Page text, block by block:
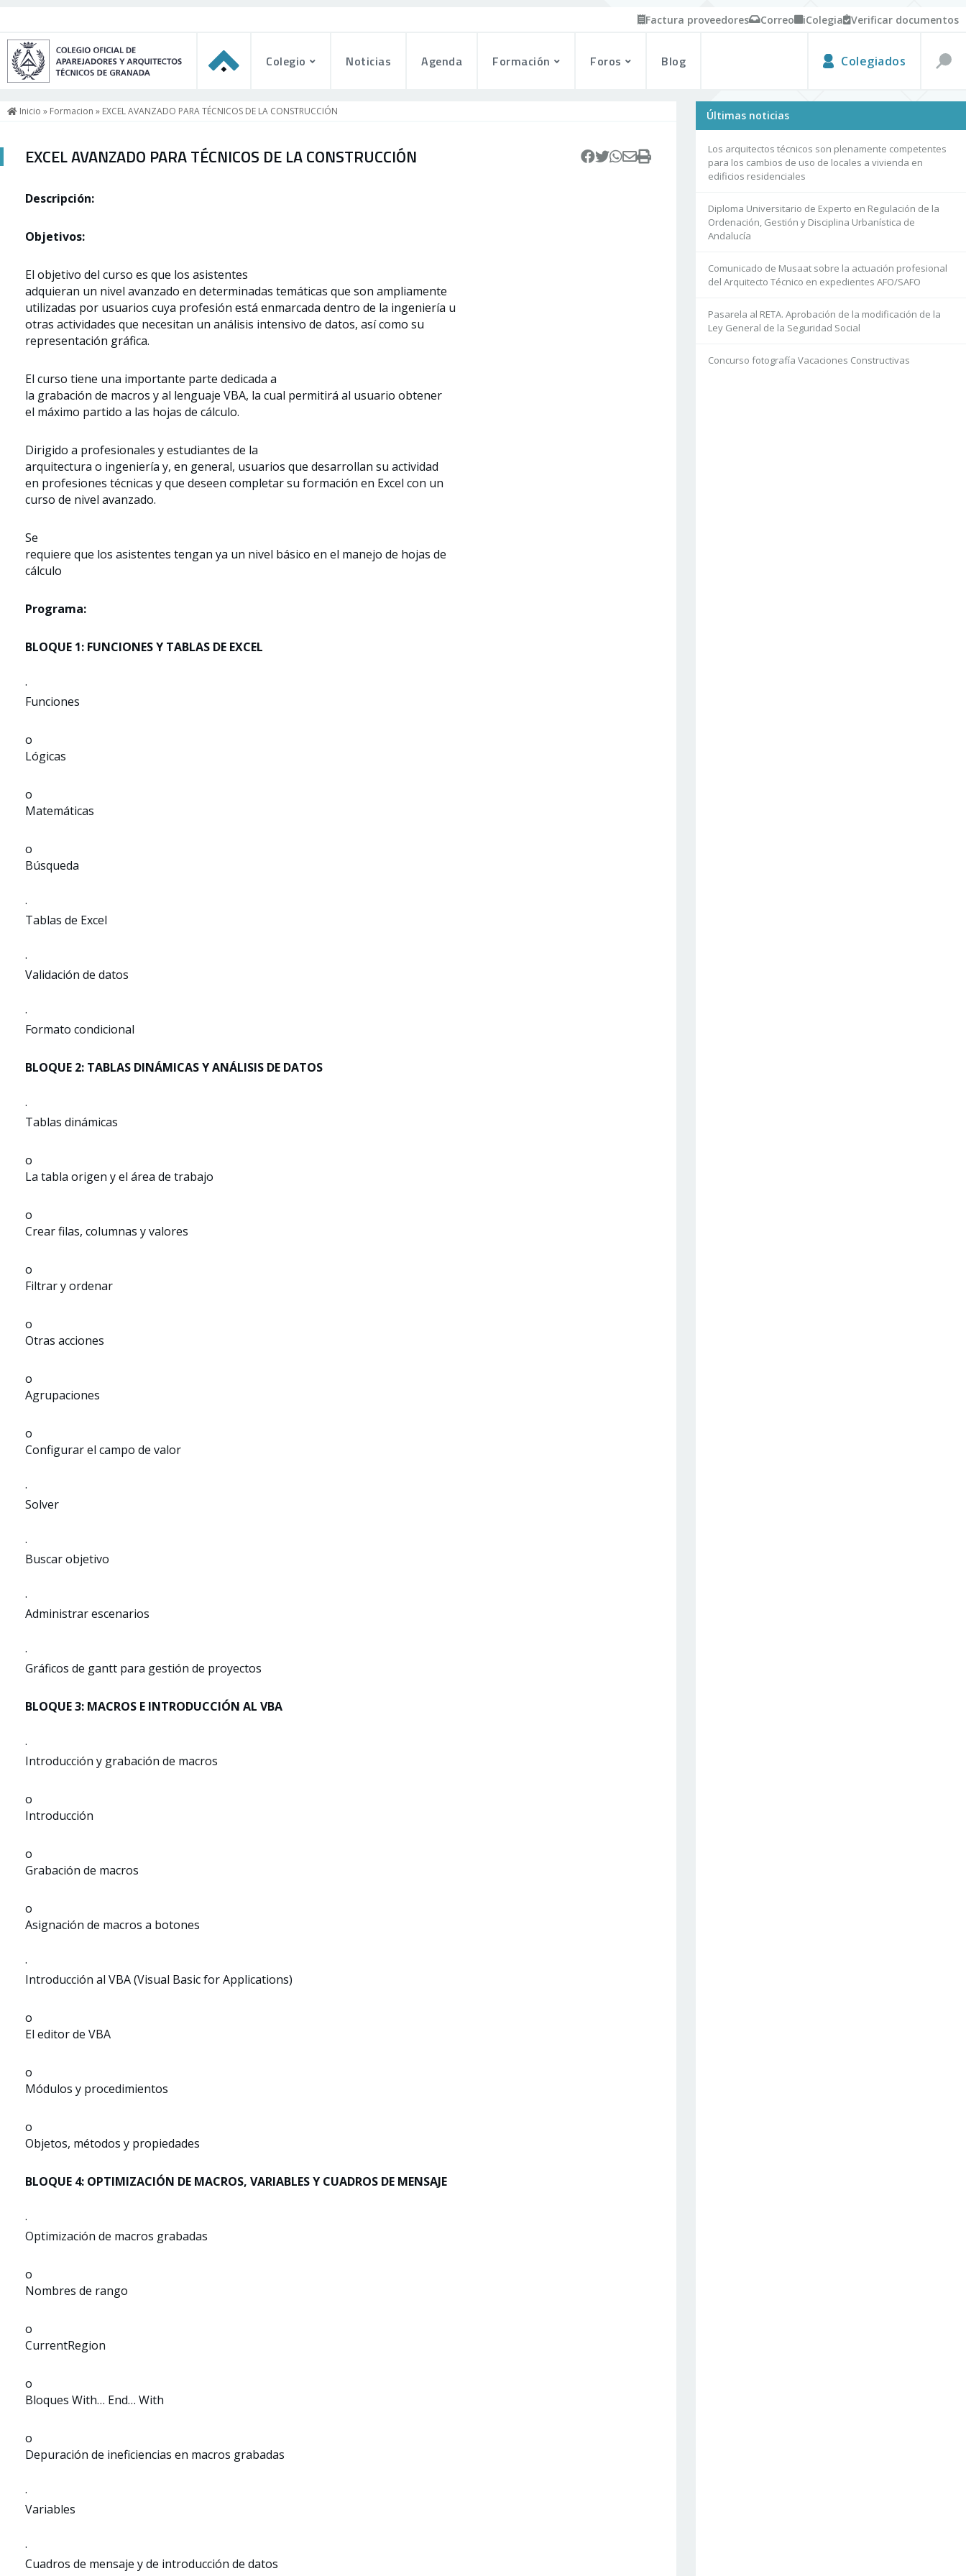
Factura proveedores Correo iColegia Verificar documentos
Colegio Noticias Agenda Formación Foros Blog Colegiados
Inicio » Formacion » EXCEL AVANZADO PARA TÉCNICOS DE LA CONSTRUCCIÓN
EXCEL AVANZADO PARA TÉCNICOS DE LA CONSTRUCCIÓN
Descripción:
Objetivos:
El objetivo del curso es que los asistentes
adquieran un nivel avanzado en determinadas temáticas que son ampliamente
utilizadas por usuarios cuya profesión está enmarcada dentro de la ingeniería u
otras actividades que necesitan un análisis intensivo de datos, así como su
representación gráfica.
El curso tiene una importante parte dedicada a
la grabación de macros y al lenguaje VBA, la cual permitirá al usuario obtener
el máximo partido a las hojas de cálculo.
Dirigido a profesionales y estudiantes de la
arquitectura o ingeniería y, en general, usuarios que desarrollan su actividad
en profesiones técnicas y que deseen completar su formación en Excel con un
curso de nivel avanzado.
Se
requiere que los asistentes tengan ya un nivel básico en el manejo de hojas de
cálculo
Programa:
BLOQUE 1: FUNCIONES Y TABLAS DE EXCEL
·
Funciones
o
Lógicas
o
Matemáticas
o
Búsqueda
·
Tablas de Excel
·
Validación de datos
·
Formato condicional
BLOQUE 2: TABLAS DINÁMICAS Y ANÁLISIS DE DATOS
·
Tablas dinámicas
o
La tabla origen y el área de trabajo
o
Crear filas, columnas y valores
o
Filtrar y ordenar
o
Otras acciones
o
Agrupaciones
o
Configurar el campo de valor
·
Solver
·
Buscar objetivo
·
Administrar escenarios
·
Gráficos de gantt para gestión de proyectos
BLOQUE 3: MACROS E INTRODUCCIÓN AL VBA
·
Introducción y grabación de macros
o
Introducción
o
Grabación de macros
o
Asignación de macros a botones
·
Introducción al VBA (Visual Basic for Applications)
o
El editor de VBA
o
Módulos y procedimientos
o
Objetos, métodos y propiedades
BLOQUE 4: OPTIMIZACIÓN DE MACROS, VARIABLES Y CUADROS DE MENSAJE
·
Optimización de macros grabadas
o
Nombres de rango
o
CurrentRegion
o
Bloques With… End… With
o
Depuración de ineficiencias en macros grabadas
·
Variables
·
Cuadros de mensaje y de introducción de datos
Últimas noticias
Los arquitectos técnicos son plenamente competentes
para los cambios de uso de locales a vivienda en
edificios residenciales
Diploma Universitario de Experto en Regulación de la
Ordenación, Gestión y Disciplina Urbanística de
Andalucía
Comunicado de Musaat sobre la actuación profesional
del Arquitecto Técnico en expedientes AFO/SAFO
Pasarela al RETA. Aprobación de la modificación de la
Ley General de la Seguridad Social
Concurso fotografía Vacaciones Constructivas